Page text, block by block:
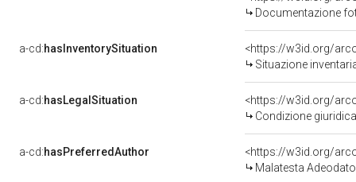
Documentazione
a-cd:hasInventorySituation
<https://w3id.org/
Situazione
a-cd:hasLegalSituation
<https://w3id.org/
Condizione
a-cd:hasPreferredAuthor
<https://w3id.org/
Malatesta